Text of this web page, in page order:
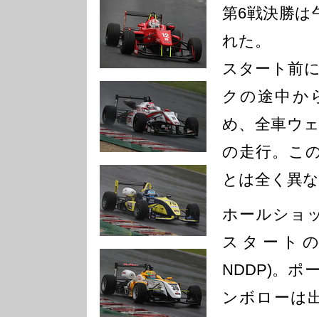
第6戦決勝は
れた。
スタート前
クの途中か
め、全車ウ
の走行。こ
とは全く異
ホールショ
スタート
NDDP)。ポ
ンボローは